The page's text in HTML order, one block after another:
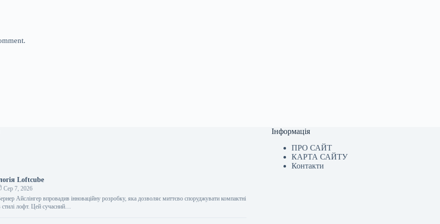
Loftcube
Сер 7, 2026
Айслінгер впровадив інноваційну розробку, яка дозволяє миттєво споруджувати компактні
лофт. Цей сучасний…
Інформація
ПРО САЙТ
КАРТА САЙТУ
Контакти